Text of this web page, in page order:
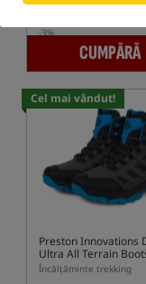
Preț minim de la 30 de
-3%
CUMPĂRĂ
Cel mai vândut!
Preston Innovations
Ultra All Terrain
Încălțăminte trekking